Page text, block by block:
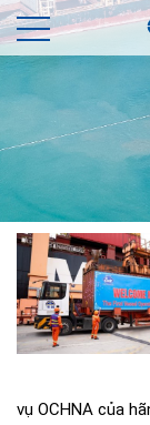
vụ OCHNA của